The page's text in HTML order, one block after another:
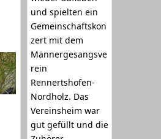
und spielten ein
Gemeinschaftskon
zert mit dem
Männergesangsve
rein
Rennertshofen-
Nordholz. Das
Vereinsheim war
gut gefüllt und die